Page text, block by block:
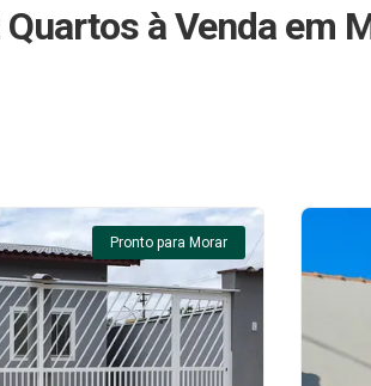
à Venda em
Pronto para Morar